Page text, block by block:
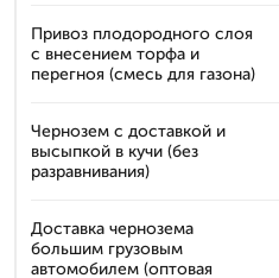
Привоз плодородного слоя
с внесением торфа и
перегноя (смесь для газона)
Чернозем с доставкой и
высыпкой в кучи (без
разравнивания)
Доставка чернозема
большим грузовым
автомобилем (оптовая